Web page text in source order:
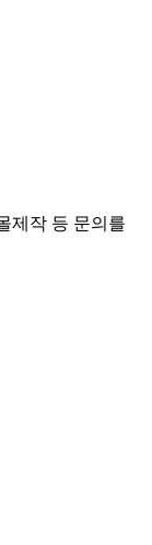
제작 등 문의를